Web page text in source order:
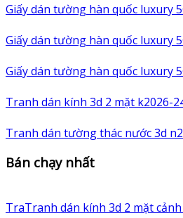
Giấy dán tường hàn quốc luxury
Giấy dán tường hàn quốc luxury
Giấy dán tường hàn quốc luxury
Tranh dán kính 3d 2 mặt k2026-
Tranh dán tường thác nước 3d
Bán chạy nhất
TraTranh dán kính 3d 2 mặt